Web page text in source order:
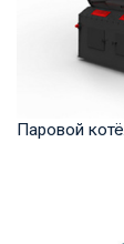
Паровой
продукта: 4-